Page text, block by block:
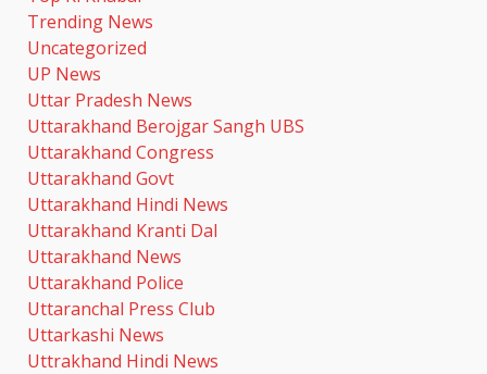
Trending News
Uncategorized
UP News
Uttar Pradesh News
Uttarakhand Berojgar Sangh UBS
Uttarakhand Congress
Uttarakhand Govt
Uttarakhand Hindi News
Uttarakhand Kranti Dal
Uttarakhand News
Uttarakhand Police
Uttaranchal Press Club
Uttarkashi News
Uttrakhand Hindi News
6
7
महिला टी20 एशिया कप 2026 का
शेड्यूल जारी
August 7, 2026
1
धामी कैबिनेट में लिए गए कई ऐतिहासिक
फैसले